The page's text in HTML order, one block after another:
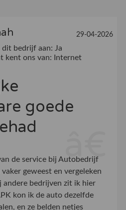
29-04-2026
dit bedrijf aan: Ja
kent ons van:
Internet
goede
de service bij Autobedrijf
geweest en vergeleken
andere bedrijven zit ik hier
kon ik de auto dezelfde
en ze belden netjes